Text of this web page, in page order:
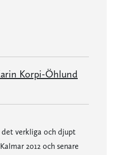
Korpi-Öhlund
det verkliga och djupt
2012 och senare